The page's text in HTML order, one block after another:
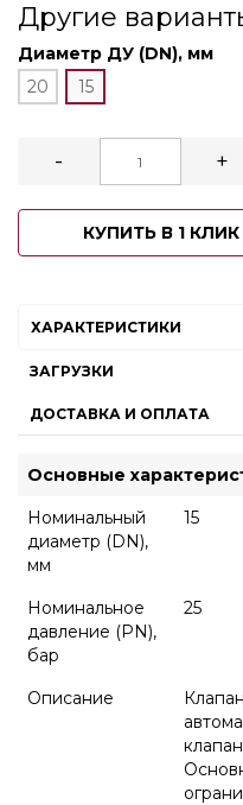
Другие
Диаметр ДУ (DN), мм
20
15
- +
КУПИТЬ В 1 КЛИК
ХАРАКТЕРИСТИКИ
ЗАГРУЗКИ
ДОСТАВКА И ОПЛАТА
Основные
Номинальный
диаметр (DN),
мм
15
Номинальное
давление (PN),
бар
25
Описание